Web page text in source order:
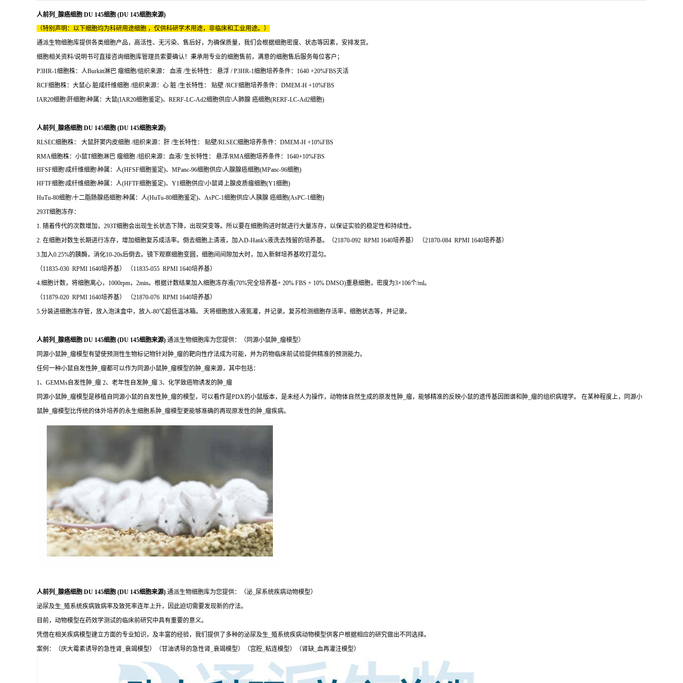
人前列_腺癌细胞 DU 145细胞 (DU 145细胞来源)
（特别声明：以下细胞均为科研用途细胞 ，仅供科研学术用途，非临床和工业用途。）
通派生物细胞库提供各类细胞产品，高活性、无污染、售后好，为确保质量，我们会根据细胞密度、状态等因素，安排发货。
细胞相关资料/说明书可直接咨询细胞库管理员索要确认！秉承用专业的细胞售前，满意的细胞售后服务每位客户；
P3HR-1细胞株：人Burkitt淋巴 瘤细胞/组织来源： 血液 /生长特性： 悬浮 / P3HR-1细胞培养条件：1640 +20%FBS灭活
RCF细胞株：大鼠心 脏成纤维细胞 /组织来源：心 脏 /生长特性： 贴壁 /RCF细胞培养条件：DMEM-H +10%FBS
IAR20细胞\肝细胞\种属：大鼠(IAR20细胞鉴定)、RERF-LC-Ad2细胞供应\人肺腺 癌细胞(RERF-LC-Ad2细胞)
人前列_腺癌细胞 DU 145细胞 (DU 145细胞来源)
RLSEC细胞株： 大鼠肝窦内皮细胞 /组织来源：肝 /生长特性： 贴壁/RLSEC细胞培养条件：DMEM-H +10%FBS
RMA细胞株：小鼠T细胞淋巴 瘤细胞 /组织来源：血液/ 生长特性： 悬浮/RMA细胞培养条件：1640+10%FBS
HFSF细胞\成纤维细胞\种属：人(HFSF细胞鉴定)、MPanc-96细胞供应\人腺腺癌细胞(MPanc-96细胞)
HFTF细胞\成纤维细胞\种属：人(HFTF细胞鉴定)、Y1细胞供应\小鼠肾上腺皮质瘤细胞(Y1细胞)
HuTu-80细胞\十二脂肠腺癌细胞\种属：人(HuTu-80细胞鉴定)、AsPC-1细胞供应\人胰腺 癌细胞(AsPC-1细胞)
293T细胞冻存：
1. 随着传代的次数增加，293T细胞会出现生长状态下降，出现突变等。所以要在细胞购进时就进行大量冻存，以保证实验的稳定性和持续性。
2. 在细胞对数生长期进行冻存，增加细胞复苏成活率。倒去细胞上清液，加入D-Hank's液洗去残留的培养基。（21870-092 RPMI 1640培养基） （21870-084 RPMI 1640培养基）
3.加入0.25%的胰酶，消化10-20s后倒去。镜下观察细胞变圆，细胞间间隙加大时，加入新鲜培养基吹打混匀。
（11835-030 RPMI 1640培养基） （11835-055 RPMI 1640培养基）
4.细胞计数，将细胞离心，1000rpm，2min。根据计数结果加入细胞冻存液(70%完全培养基+ 20% FBS + 10% DMSO)重悬细胞，密度为3×106个/ml。
（11879-020 RPMI 1640培养基） （21870-076 RPMI 1640培养基）
5.分装进细胞冻存管，放入泡沫盒中，放入-80℃超低温冰箱。 天将细胞放入液氮灌，并记录。复苏检测细胞存活率，细胞状态等，并记录。
人前列_腺癌细胞 DU 145细胞 (DU 145细胞来源) 通派生物细胞库为您提供：（同源小鼠肿_瘤模型）
同源小鼠肿_瘤模型有望使预测性生物标记物针对肿_瘤的靶向性疗法成为可能，并为药物临床前试验提供精准的预测能力。
任何一种小鼠自发性肿_瘤都可以作为同源小鼠肿_瘤模型的肿_瘤来源，其中包括：
1、GEMMs自发性肿_瘤 2、老年性自发肿_瘤 3、化学致癌物诱发的肿_瘤
同源小鼠肿_瘤模型是移植自同源小鼠的自发性肿_瘤的模型，可以看作是PDX的小鼠版本，是未经人为操作，动物体自然生成的原发性肿_瘤，能够精准的反映小鼠的遗传基因图谱和肿_瘤的组织病理学。 在某种程度上，同源小
鼠肿_瘤模型比传统的体外培养的永生细胞系肿_瘤模型更能够准确的再现原发性的肿_瘤疾病。
人前列_腺癌细胞 DU 145细胞 (DU 145细胞来源) 通派生物细胞库为您提供：（泌_尿系统疾病动物模型）
泌尿及生_殖系统疾病致病率及致死率连年上升，因此迫切需要发现新的疗法。
目前，动物模型在药效学测试的临床前研究中具有重要的意义。
凭借在相关疾病模型建立方面的专业知识，及丰富的经验，我们提供了多种的泌尿及生_殖系统疾病动物模型供客户根据相应的研究做出不同选择。
案例：（庆大霉素诱导的急性肾_衰竭模型）（甘油诱导的急性肾_衰竭模型）（宫腔_粘连模型）（肾缺_血再灌注模型）